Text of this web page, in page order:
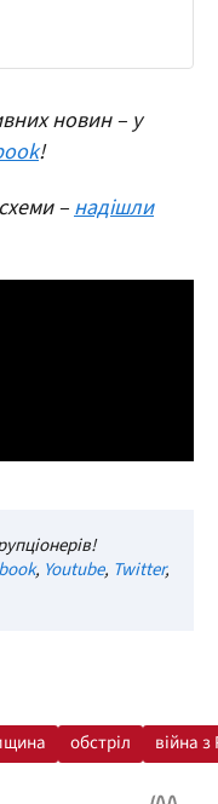
новин – у
!
– надішли
, Youtube, Twitter,
обстріл війна з